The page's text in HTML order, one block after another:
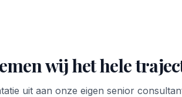
wij het hele
uit aan onze eigen senior